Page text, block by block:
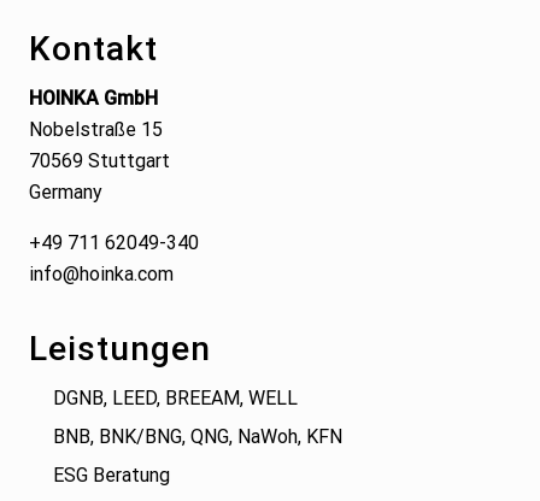
Kontakt
HOINKA GmbH
Nobelstraße 15
70569 Stuttgart
Germany
+49 711 62049-340
info@hoinka.com
Leistungen
DGNB, LEED, BREEAM, WELL
BNB, BNK/BNG, QNG, NaWoh, KFN
ESG Beratung